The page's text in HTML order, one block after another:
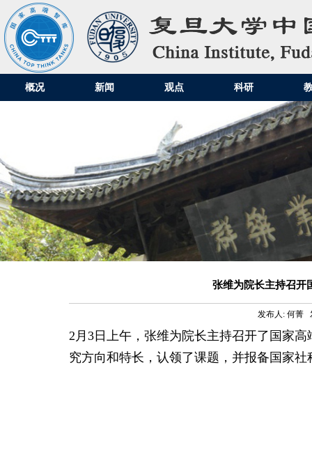
概况 新闻 观点 科研
张维为院长主持召开
发布人: 何菁
2月3日上午，张维为院长主持召开了国家
究方向和特长，认领了课题，并报备国家社